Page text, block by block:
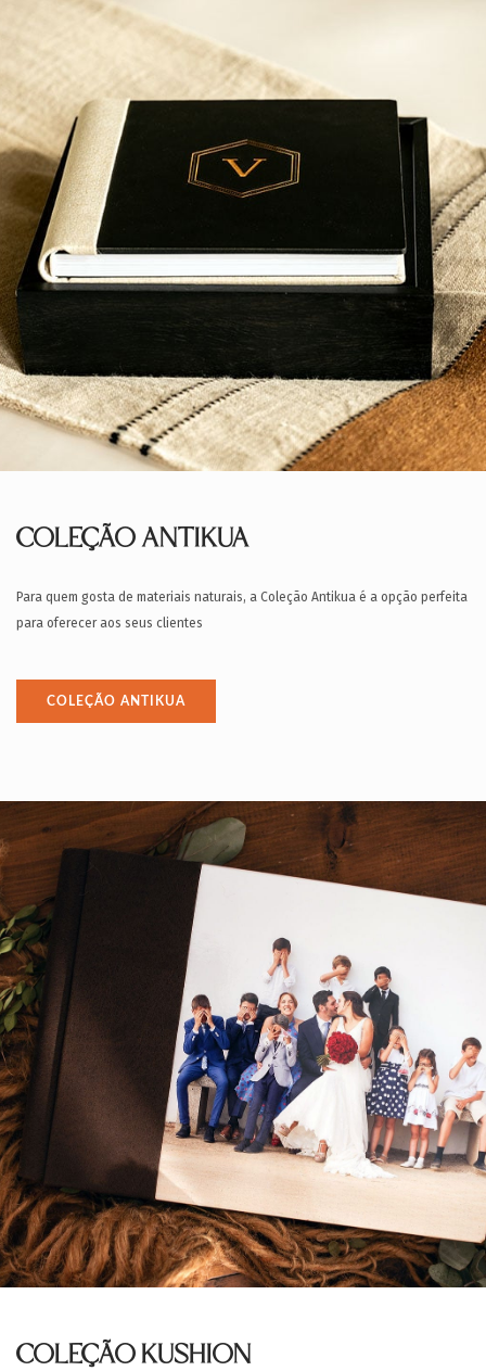
COLEÇÃO ANTIKUA
Para quem gosta de materiais naturais, a Coleção Antikua é a opção perfeita
para oferecer aos seus clientes
COLEÇÃO ANTIKUA
COLEÇÃO KUSHION